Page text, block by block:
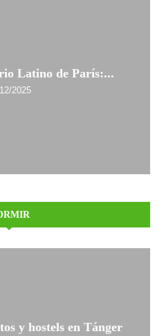
Latino de París:...
2025
y hostels en Tánger